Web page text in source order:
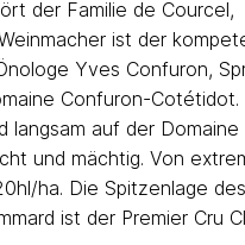
der Familie de Courcel,
ist der
Yves Confuron,
Confuron-Cotétidot.
langsam auf der
und mächtig. Von
ha. Die Spitzenlage
ist der Premier Cru